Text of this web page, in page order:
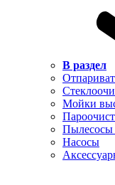
В раздел
Мойки
Насосы